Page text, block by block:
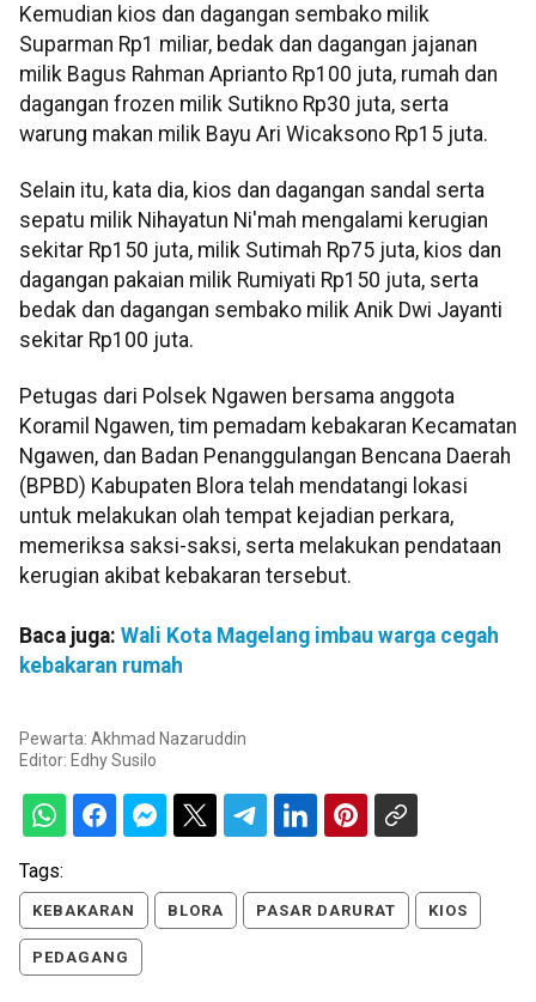
Kemudian kios dan dagangan sembako milik
Suparman Rp1 miliar, bedak dan dagangan jajanan
milik Bagus Rahman Aprianto Rp100 juta, rumah dan
dagangan frozen milik Sutikno Rp30 juta, serta
warung makan milik Bayu Ari Wicaksono Rp15 juta.
Selain itu, kata dia, kios dan dagangan sandal serta
sepatu milik Nihayatun Ni'mah mengalami kerugian
sekitar Rp150 juta, milik Sutimah Rp75 juta, kios dan
dagangan pakaian milik Rumiyati Rp150 juta, serta
bedak dan dagangan sembako milik Anik Dwi Jayanti
sekitar Rp100 juta.
Petugas dari Polsek Ngawen bersama anggota
Koramil Ngawen, tim pemadam kebakaran Kecamatan
Ngawen, dan Badan Penanggulangan Bencana Daerah
(BPBD) Kabupaten Blora telah mendatangi lokasi
untuk melakukan olah tempat kejadian perkara,
memeriksa saksi-saksi, serta melakukan pendataan
kerugian akibat kebakaran tersebut.
Baca juga: Wali Kota Magelang imbau warga cegah
kebakaran rumah
Pewarta: Akhmad Nazaruddin
Editor: Edhy Susilo
Tags:
KEBAKARAN BLORA PASAR DARURAT KIOS
PEDAGANG